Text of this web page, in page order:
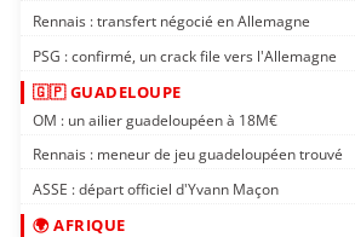
Rennais : transfert négocié en Allemagne
PSG : confirmé, un crack file vers l'Allemagne
🇬🇵 GUADELOUPE
OM : un ailier guadeloupéen à 18M€
Rennais : meneur de jeu guadeloupéen trouvé
ASSE : départ officiel d'Yvann Maçon
🌍 AFRIQUE